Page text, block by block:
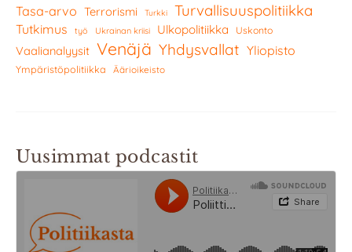
Tasa-arvo Terrorismi Turkki Turvallisuuspolitiikka
Tutkimus työ Ukrainan kriisi Ulkopolitiikka Uskonto
Vaalianalyysit Venäjä Yhdysvallat Yliopisto
Ympäristöpolitiikka Äärioikeisto
Uusimmat podcastit